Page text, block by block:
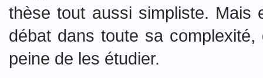
thèse tout aussi simpliste. Mais
débat dans toute sa
peine de les étudier.